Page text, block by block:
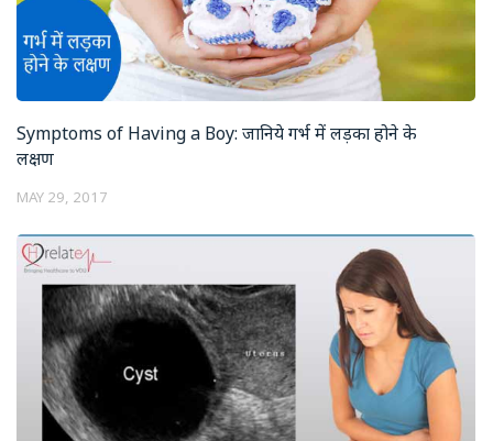
Symptoms of Having a Boy: जानिये गर्भ में लड़का होने के
लक्षण
MAY 29, 2017